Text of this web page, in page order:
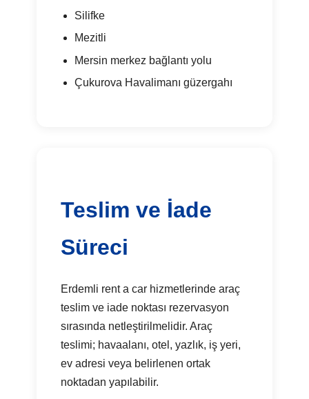
Silifke
Mezitli
Mersin merkez bağlantı yolu
Çukurova Havalimanı güzergahı
Teslim ve İade
Süreci
Erdemli rent a car hizmetlerinde araç
teslim ve iade noktası rezervasyon
sırasında netleştirilmelidir. Araç
teslimi; havaalanı, otel, yazlık, iş yeri,
ev adresi veya belirlenen ortak
noktadan yapılabilir.